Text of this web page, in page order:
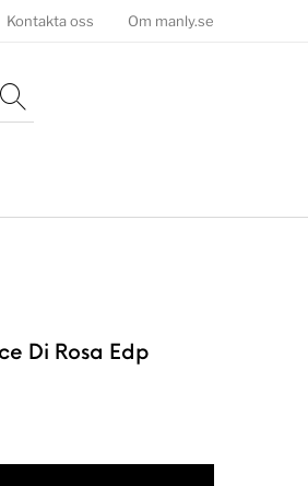
Kontakta oss Om manly.se
Di Rosa Edp